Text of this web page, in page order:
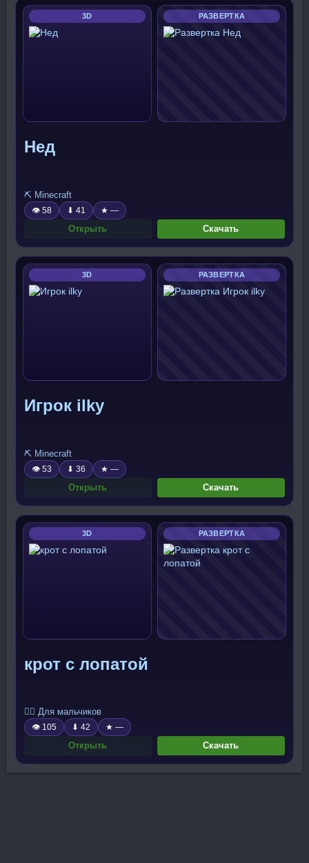
3D РАЗВЕРТКА
Нед
⛏️ Minecraft
👁 58 ⬇ 41 ★ —
Открыть Скачать
3D РАЗВЕРТКА
Игрок ilky
⛏️ Minecraft
👁 53 ⬇ 36 ★ —
Открыть Скачать
3D РАЗВЕРТКА
крот с лопатой
🧍‍♂️ Для мальчиков
👁 105 ⬇ 42 ★ —
Открыть Скачать